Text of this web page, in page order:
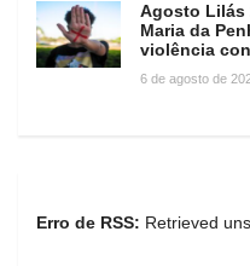
Agosto Lilás
Maria da
violência
6 de agosto de
Erro de RSS: Retrieved